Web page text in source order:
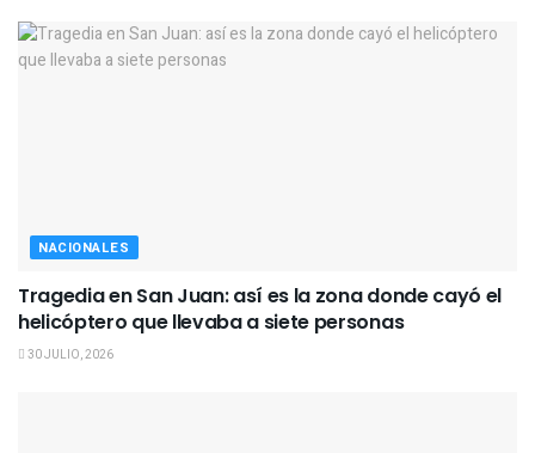
NACIONALES
Tragedia en San Juan: así es la zona donde cayó el
helicóptero que llevaba a siete personas
30 JULIO, 2026